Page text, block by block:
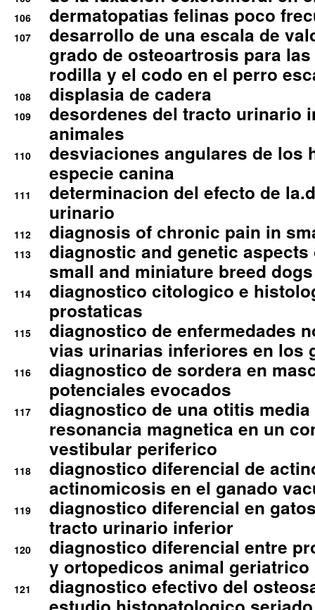
106 dermatopatias felinas poco
107
desarrollo de una escala de
grado de osteoartrosis para
rodilla y el codo en el perro
108 displasia de cadera
109
desordenes del tracto urinario
animales
110
desviaciones angulares de los
especie canina
111
determinacion del efecto de
urinario
112 diagnosis of chronic pain in
113
diagnostic and genetic
small and miniature breed
114
diagnostico citologico e
prostaticas
115
diagnostico de enfermedades
vias urinarias inferiores en los
116
diagnostico de sordera en
potenciales evocados
117
diagnostico de una otitis
resonancia magnetica en un
vestibular periferico
118
diagnostico diferencial de
actinomicosis en el ganado
119
diagnostico diferencial en
tracto urinario inferior
120
diagnostico diferencial entre
y ortopedicos animal geriatrico
121
diagnostico efectivo del